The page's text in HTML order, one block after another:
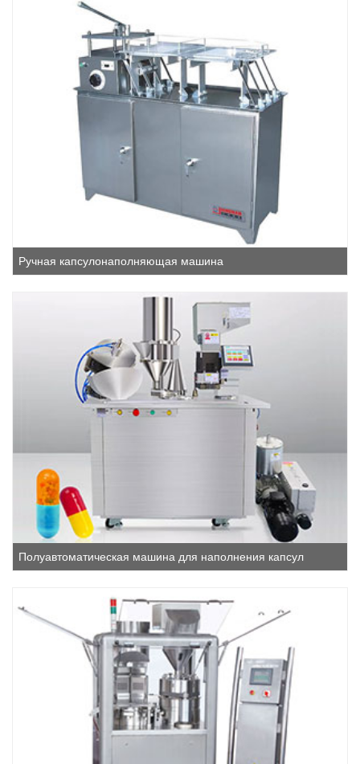
Ручная капсулонаполняющая машина
Полуавтоматическая машина для наполнения капсул